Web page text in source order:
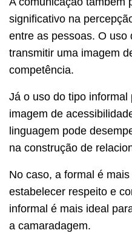
significativo na
entre as pessoas. O uso
transmitir uma imagem
competência.
Já o uso do tipo
imagem de
linguagem pode
na construção de
No caso, a formal é
estabelecer respeito e
informal é mais ideal
a camaradagem.